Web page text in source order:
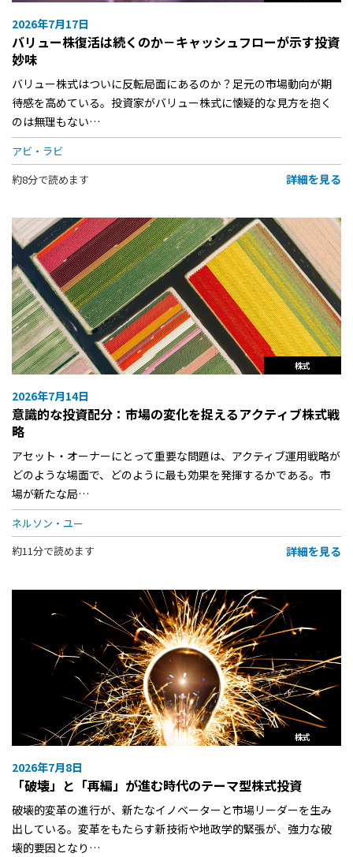
2026年7月17日
バリュー株復活は続くのか－キャッシュフローが示す投資
妙味
バリュー株式はついに反転局面にあるのか？足元の市場動向が期
待感を高めている。投資家がバリュー株式に懐疑的な見方を抱く
のは無理もない…
アビ・ラビ
約8分で読めます
詳細を見る
株式
2026年7月14日
意識的な投資配分：市場の変化を捉えるアクティブ株式戦
略
アセット・オーナーにとって重要な問題は、アクティブ運用戦略が
どのような場面で、どのように最も効果を発揮するかである。市
場が新たな局…
ネルソン・ユー
約11分で読めます
詳細を見る
株式
2026年7月8日
「破壊」と「再編」が進む時代のテーマ型株式投資
破壊的変革の進行が、新たなイノベーターと市場リーダーを生み
出している。変革をもたらす新技術や地政学的緊張が、強力な破
壊的要因となり…